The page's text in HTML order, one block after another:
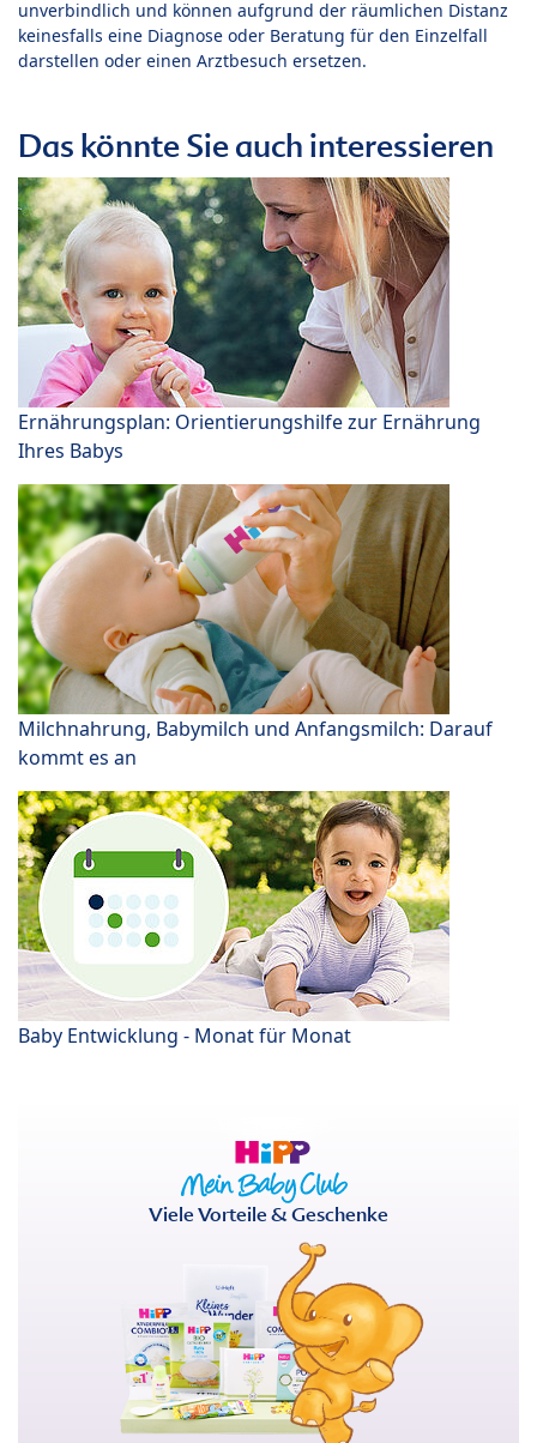
unverbindlich und können aufgrund der räumlichen Distanz
keinesfalls eine Diagnose oder Beratung für den Einzelfall
darstellen oder einen Arztbesuch ersetzen.
Das könnte Sie auch interessieren
Ernährungsplan: Orientierungshilfe zur Ernährung
Ihres Babys
Milchnahrung, Babymilch und Anfangsmilch: Darauf
kommt es an
Baby Entwicklung - Monat für Monat
Viele Vorteile & Geschenke